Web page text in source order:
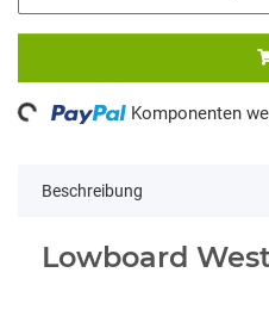
Komponenten
Beschreibung
Lowboard